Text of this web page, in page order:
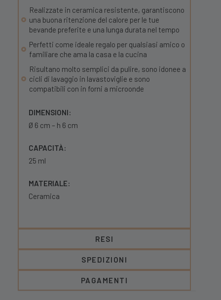
Realizzate in ceramica resistente, garantiscono
una buona ritenzione del calore per le tue
bevande preferite e una lunga durata nel tempo
Perfetti come ideale regalo per qualsiasi amico o
familiare che ama la casa e la cucina
Risultano molto semplici da pulire, sono idonee a
cicli di lavaggio in lavastoviglie e sono
compatibili con in forni a microonde
DIMENSIONI:
Ø 6 cm – h 6 cm
CAPACITÀ:
25 ml
MATERIALE:
Ceramica
RESI
SPEDIZIONI
PAGAMENTI